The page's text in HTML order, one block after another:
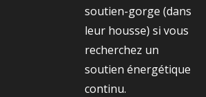
soutien-gorge (dans
leur housse) si vous
recherchez un
soutien énergétique
continu.